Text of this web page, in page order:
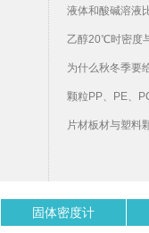
液体和酸碱溶液
乙醇20℃时密度
为什么秋冬季要
颗粒PP、PE、
片材板材与塑料
固体密度计